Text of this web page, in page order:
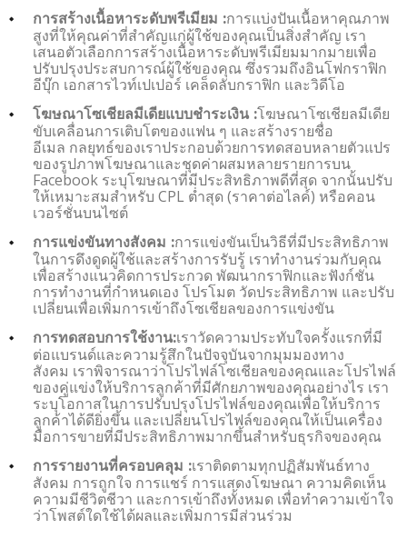
การสร้างเนื้อหาระดับพรีเมียม :การแบ่งปันเนื้อหาคุณภาพ
สูงที่ให้คุณค่าที่สำคัญแก่ผู้ใช้ของคุณเป็นสิ่งสำคัญ เรา
เสนอตัวเลือกการสร้างเนื้อหาระดับพรีเมียมมากมายเพื่อ
ปรับปรุงประสบการณ์ผู้ใช้ของคุณ ซึ่งรวมถึงอินโฟกราฟิก
อีบุ๊ก เอกสารไวท์เปเปอร์ เคล็ดลับกราฟิก และวิดีโอ
โฆษณาโซเชียลมีเดียแบบชำระเงิน :โฆษณาโซเชียลมีเดีย
ขับเคลื่อนการเติบโตของแฟน ๆ และสร้างรายชื่อ
อีเมล กลยุทธ์ของเราประกอบด้วยการทดสอบหลายตัวแปร
ของรูปภาพโฆษณาและชุดค่าผสมหลายรายการบน
Facebook ระบุโฆษณาที่มีประสิทธิภาพดีที่สุด จากนั้นปรับ
ให้เหมาะสมสำหรับ CPL ต่ำสุด (ราคาต่อไลค์) หรือคอน
เวอร์ชั่นบนไซต์
การแข่งขันทางสังคม :การแข่งขันเป็นวิธีที่มีประสิทธิภาพ
ในการดึงดูดผู้ใช้และสร้างการรับรู้ เราทำงานร่วมกับคุณ
เพื่อสร้างแนวคิดการประกวด พัฒนากราฟิกและฟังก์ชัน
การทำงานที่กำหนดเอง โปรโมต วัดประสิทธิภาพ และปรับ
เปลี่ยนเพื่อเพิ่มการเข้าถึงโซเชียลของการแข่งขัน
การทดสอบการใช้งาน:เราวัดความประทับใจครั้งแรกที่มี
ต่อแบรนด์และความรู้สึกในปัจจุบันจากมุมมองทาง
สังคม เราพิจารณาว่าโปรไฟล์โซเชียลของคุณและโปรไฟล์
ของคู่แข่งให้บริการลูกค้าที่มีศักยภาพของคุณอย่างไร เรา
ระบุโอกาสในการปรับปรุงโปรไฟล์ของคุณเพื่อให้บริการ
ลูกค้าได้ดียิ่งขึ้น และเปลี่ยนโปรไฟล์ของคุณให้เป็นเครื่อง
มือการขายที่มีประสิทธิภาพมากขึ้นสำหรับธุรกิจของคุณ
การรายงานที่ครอบคลุม :เราติดตามทุกปฏิสัมพันธ์ทาง
สังคม การถูกใจ การแชร์ การแสดงโฆษณา ความคิดเห็น
ความมีชีวิตชีวา และการเข้าถึงทั้งหมด เพื่อทำความเข้าใจ
ว่าโพสต์ใดใช้ได้ผลและเพิ่มการมีส่วนร่วม